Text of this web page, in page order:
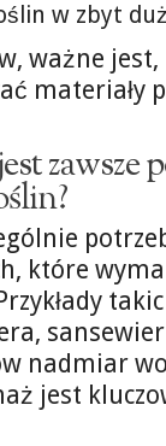
w zbyt
ważne jest,
materiały
zawsze
które
nadmiar
jest